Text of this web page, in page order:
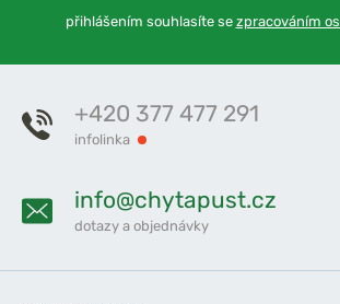
přihlášením souhlasíte se zpracováním
+420 377 477 291
infolinka
info@chytapust.cz
dotazy a objednávky